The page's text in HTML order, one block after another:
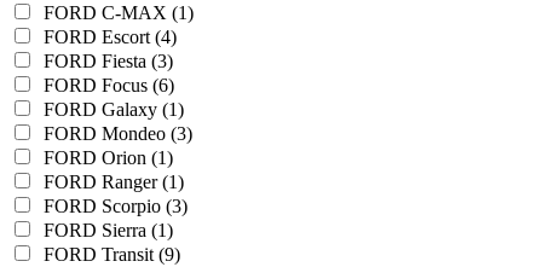
FORD C-MAX (1)
FORD Escort (4)
FORD Fiesta (3)
FORD Focus (6)
FORD Galaxy (1)
FORD Mondeo (3)
FORD Orion (1)
FORD Ranger (1)
FORD Scorpio (3)
FORD Sierra (1)
FORD Transit (9)